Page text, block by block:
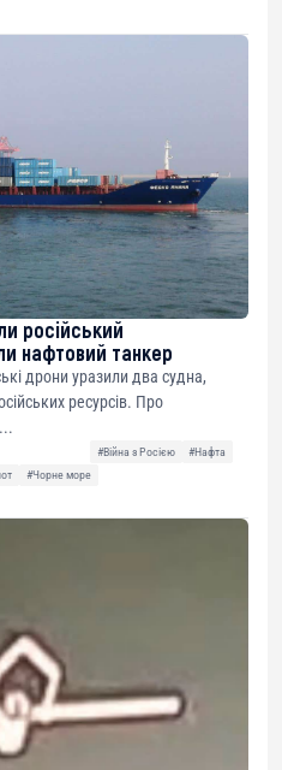
російський
нафтовий танкер
дрони уразили два судна,
ресурсів. Про
#Війна з Росією
#Нафта
#Чорне море